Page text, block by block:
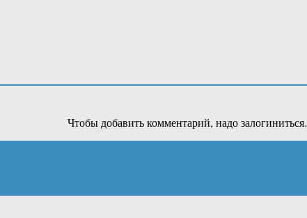
Чтобы добавить комментарий, надо залогиниться.